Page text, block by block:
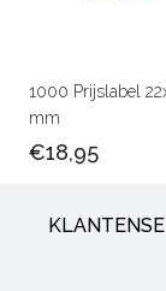
1000 Prijslabel
mm
€18,95